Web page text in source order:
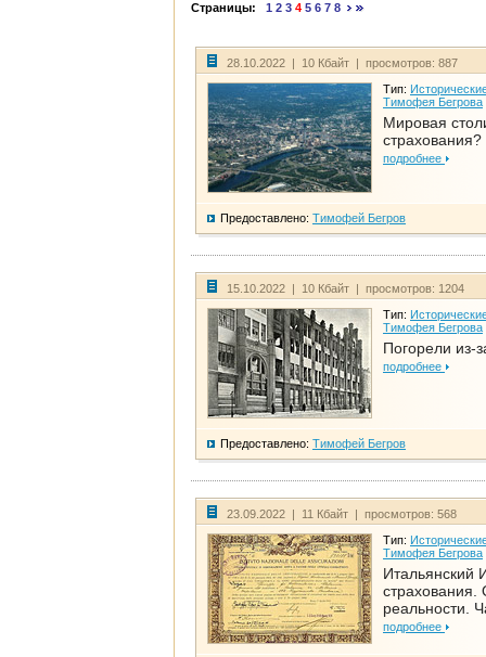
Страницы: 1 2 3 4 5 6 7 8
28.10.2022 | 10 Кбайт | просмотров: 887
Тип:
Тимофея Бегрова
Мировая
страхования?
подробнее
Предоставлено: Тимофей Бегров
15.10.2022 | 10 Кбайт | просмотров: 1204
Тип:
Тимофея Бегрова
Погорели из-
подробнее
Предоставлено: Тимофей Бегров
23.09.2022 | 11 Кбайт | просмотров: 568
Тип:
Тимофея Бегрова
Итальянский
страхования.
реальности.
подробнее